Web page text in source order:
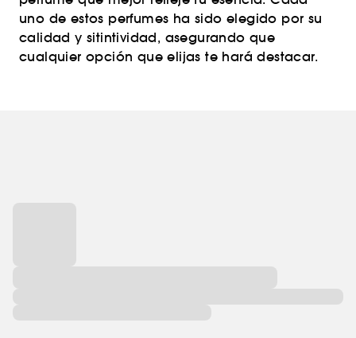
uno de estos perfumes ha sido elegido por su
calidad y sitintividad, asegurando que
cualquier opción que elijas te hará destacar.